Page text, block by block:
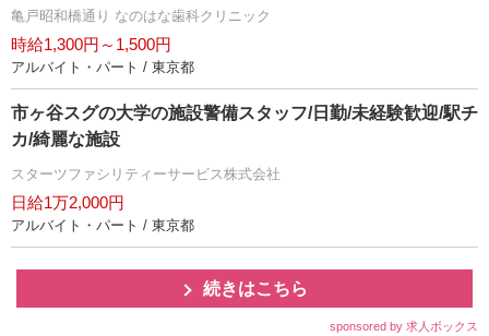
亀戸昭和橋通り なのはな歯科クリニック
時給1,300円～1,500円
アルバイト・パート / 東京都
市ヶ谷スグの大学の施設警備スタッフ/日勤/未経験歓迎/駅チ
カ/綺麗な施設
スターツファシリティーサービス株式会社
日給1万2,000円
アルバイト・パート / 東京都
続きはこちら
sponsored by 求人ボックス